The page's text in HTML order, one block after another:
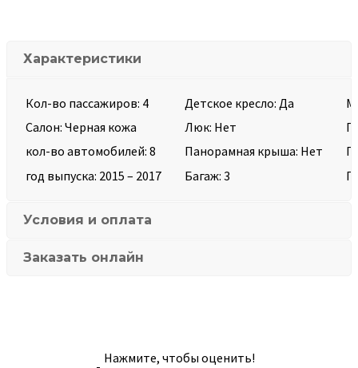
Характеристики
Кол-во пассажиров: 4 Детское кресло: Да
Салон: Черная кожа
Люк: Нет
кол-во автомобилей: 8
Панорамная крыша: Нет
год выпуска: 2015 – 2017
Багаж: 3
Условия и оплата
Заказать онлайн
Нажмите, чтобы оценить!